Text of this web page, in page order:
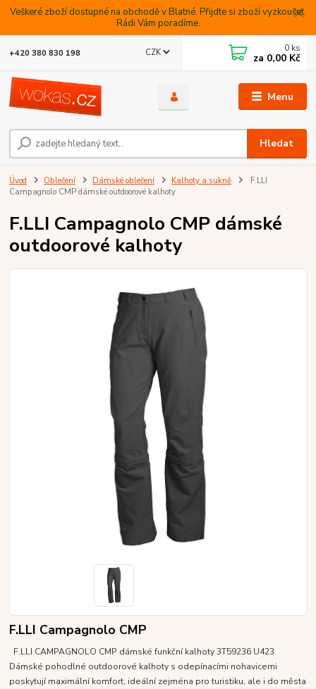
Veškeré zboží dostupné na obchodě v Blatné. Přijdte si zboží vyzkoušet.
Rádi Vám poradíme.
Menu
CZK
Hledat
+420 380 830 198 0 ks
za 0,00 Kč
Úvod Oblečení Dámské oblečení Kalhoty a sukně
F.LLI
Campagnolo CMP dámské outdoorové kalhoty
F.LLI Campagnolo CMP dámské
outdoorové kalhoty
F.LLI Campagnolo CMP
F.LLI CAMPAGNOLO CMP dámské funkční kalhoty 3T59236 U423
Dámské pohodlné outdoorové kalhoty s odepínacími nohavicemi
poskytují maximální komfort, ideální zejména pro turistiku, ale i do města